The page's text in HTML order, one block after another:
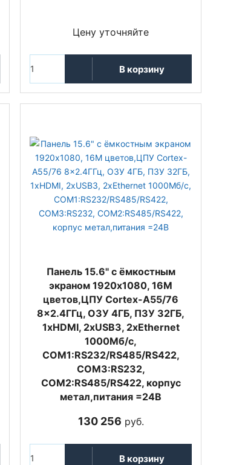
Цену уточняйте
В корзину
Панель 15.6" с ёмкостным
экраном 1920х1080, 16M
цветов,ЦПУ Cortex-A55/76
8x2.4ГГц, ОЗУ 4ГБ, ПЗУ 32ГБ,
1xHDMI, 2хUSB3, 2xEthernet
1000Мб/с,
COM1:RS232/RS485/RS422,
COM3:RS232,
COM2:RS485/RS422, корпус
метал,питания =24В
130 256 руб.
В корзину